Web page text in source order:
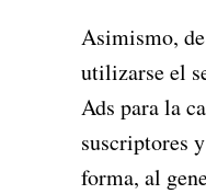
Asimismo,
utilizarse el
Ads para la
suscriptores
forma, al